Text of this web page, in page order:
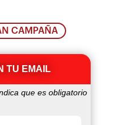
CAMPAÑA
TU EMAIL
que es obligatorio